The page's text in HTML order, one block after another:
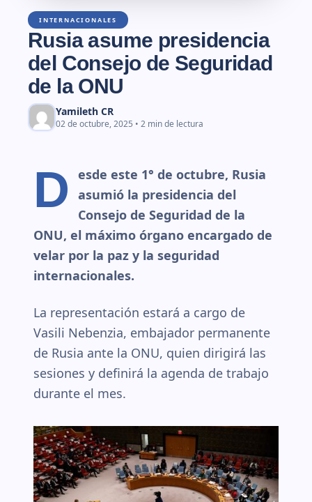
INTERNACIONALES
Rusia asume presidencia
del Consejo de Seguridad
de la ONU
Yamileth CR
02 de octubre, 2025 • 2 min de lectura
D
esde este 1° de octubre, Rusia
asumió la presidencia del
Consejo de Seguridad de la
ONU, el máximo órgano encargado de
velar por la paz y la seguridad
internacionales.
La representación estará a cargo de
Vasili Nebenzia, embajador permanente
de Rusia ante la ONU, quien dirigirá las
sesiones y definirá la agenda de trabajo
durante el mes.